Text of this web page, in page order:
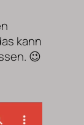
kann
😉